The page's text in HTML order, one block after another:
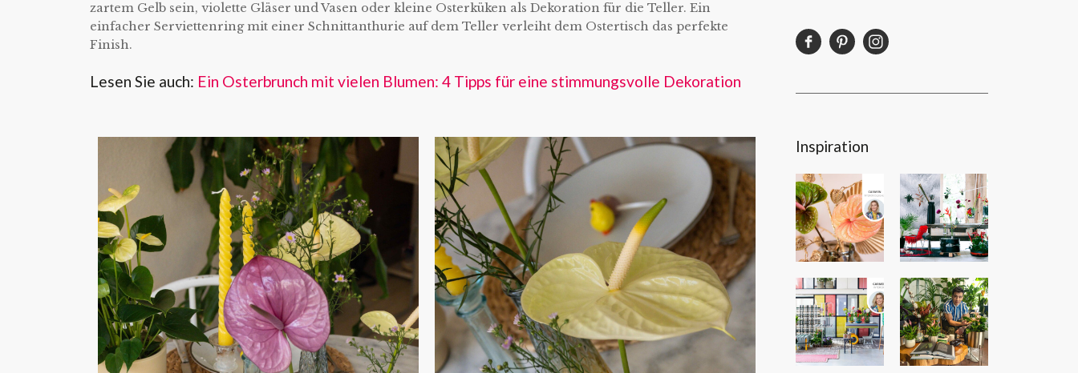
zartem Gelb sein, violette Gläser und Vasen oder kleine Osterküken als Dekoration für die Teller. Ein
einfacher Serviettenring mit einer Schnittanthurie auf dem Teller verleiht dem Ostertisch das perfekte
Finish.
Lesen Sie auch: Ein Osterbrunch mit vielen Blumen: 4 Tipps für eine stimmungsvolle Dekoration
Inspiration